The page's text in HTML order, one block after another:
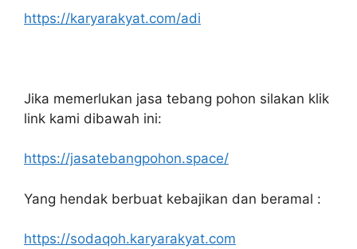
https://karyarakyat.com/adi
Jika memerlukan jasa tebang pohon silakan klik
link kami dibawah ini:
https://jasatebangpohon.space/
Yang hendak berbuat kebajikan dan beramal :
https://sodaqoh.karyarakyat.com